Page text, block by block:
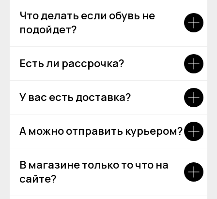
Что делать если обувь не
подойдет?
Есть ли рассрочка?
У вас есть доставка?
А можно отправить курьером?
В магазине только то что на
сайте?